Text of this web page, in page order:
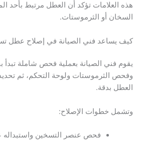
هذه العلامات تؤكد أن العطل مرتبط بأحد
السخان أو الثرموستات.
كيف يساعد فني الصيانة في إصلاح عطل
يقوم فني الصيانة بعملية فحص شاملة
وفحص الثرموستات ولوحة التحكم، ثم
العطل بدقة.
وتشمل خطوات الإصلاح:
فحص عنصر التسخين واستبداله